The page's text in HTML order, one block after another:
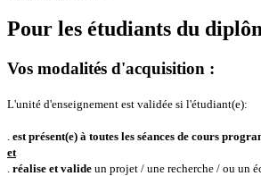
Pour les étudiants du
Vos modalités d'acquisition :
L'unité d'enseignement est validée si l'étudiant(e):
est présent(e) à toutes les séances de cours
et
réalise et valide un projet / une recherche / ou un